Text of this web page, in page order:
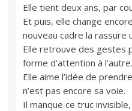
Elle tient deux ans, par
Et puis, elle change
nouveau cadre la rassure
Elle retrouve des gestes
forme d’attention à l’autre.
Elle aime l’idée de
n’est pas encore sa voie.
Il manque ce truc